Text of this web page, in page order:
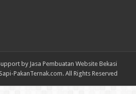
by Jasa Pembuatan Website Bekasi
PakanTernak.com. All Rights Reserved